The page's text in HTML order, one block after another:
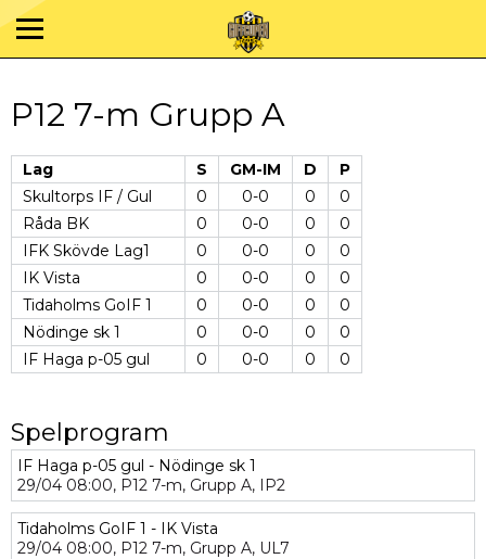
P12 7-m Grupp A
Lag S GM-IM D
P
Skultorps IF / Gul
0 0-0 0
0
Råda BK
0 0-0 0
0
IFK Skövde Lag1
0 0-0 0
0
IK Vista
0 0-0 0
0
Tidaholms GoIF 1
0 0-0 0
0
Nödinge sk 1
0 0-0 0
0
IF Haga p-05 gul
0 0-0 0 0
Spelprogram
IF Haga p-05 gul - Nödinge sk 1
29/04 08:00, P12 7-m, Grupp A, IP2
Tidaholms GoIF 1 - IK Vista
29/04 08:00, P12 7-m, Grupp A, UL7